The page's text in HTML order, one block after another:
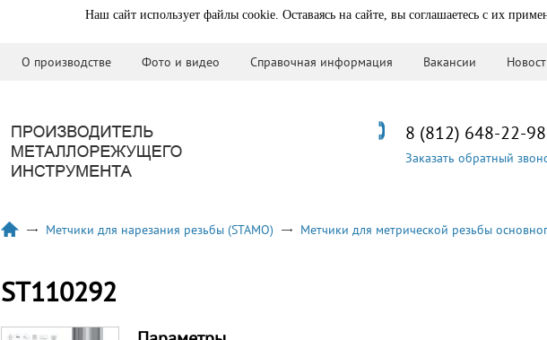
Наш сайт использует файлы cookie. Оставаясь на сайте, вы соглашаетесь с их
О производстве Фото и видео Справочная информация Вакансии
8 (812) 648-22-98
Заказать обратный
Метчики для нарезания резьбы (STAMO) Метчики для метрической резьбы
ST110292